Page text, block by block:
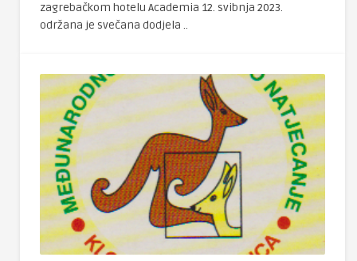
zagrebačkom hotelu Academia 12. svibnja 2023.
održana je svečana dodjela ..